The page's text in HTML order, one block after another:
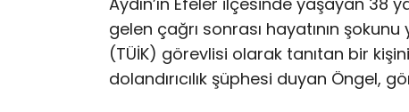
gelen çağrı sonrası hayatının
(TÜİK) görevlisi olarak tanıtan bir
dolandırıcılık şüphesi duyan Öngel,